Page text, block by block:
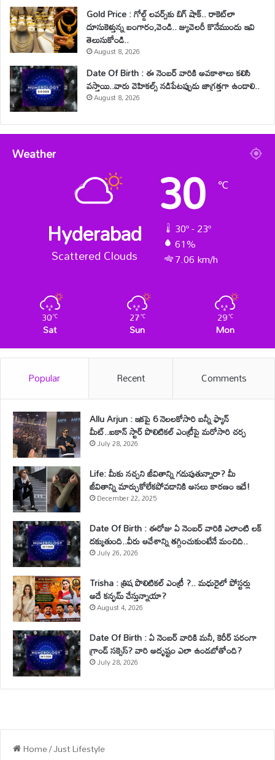
Gold Price : గోల్డ్ లవర్స్‌కు బిగ్ షాక్.. రాకెట్‌లా
దూసుకెళ్తున్న బంగారం,వెండి.. జ్యువెలరీ కొనేముందు ఇవి
తెలుసుకోండి..
August 8, 2026
Date Of Birth : ఈ నెంబర్ వారికి అవకాశాలు కలిసి
వస్తాయి..వారు వెహికల్స్ నడిపేటప్పుడు జాగ్రత్తగా ఉండాలి..
August 8, 2026
Weather
Hyderabad
Scattered Clouds
30 ℃
30º - 23º
61%
7.06 km/h
30℃
Sat
27℃
Sun
29℃
Mon
Popular Recent Comments
Allu Arjun : ఇకపై 6 నెలలకోసారి బన్నీ ఫ్యాన్
మీట్..ఐకాన్ స్టార్ పొలిటికల్ ఎంట్రీపై మరోసారి చర్చ
July 28, 2026
Life: మీకు నచ్చని జీవితాన్ని గడుపుతున్నారా? మీ
జీవితాన్ని మార్చుకోలేకపోవడానికి అసలు కారణం ఇదే!
December 22, 2025
Date Of Birth : ఈరోజు ఏ నెంబర్ వారికి ఎలాంటి లక్
దక్కుతుంది..వీరు ఆవేశాన్ని తగ్గించుకుంటేనే మంచిది..
July 26, 2026
Trisha : త్రిష పొలిటికల్ ఎంట్రీ ?.. మధురైలో పోస్టర్లు
అదే కన్ఫమ్ చేస్తున్నాయా?
August 4, 2026
Date Of Birth : ఏ నెంబర్ వారికి మనీ, కెరీర్ పరంగా
గ్రాండ్ సక్సెస్? వారి అదృష్టం ఎలా ఉండబోతోంది?
July 28, 2026